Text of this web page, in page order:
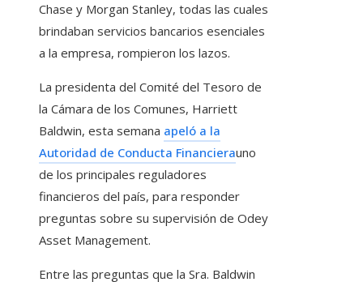
Chase y Morgan Stanley, todas las cuales
brindaban servicios bancarios esenciales
a la empresa, rompieron los lazos.
La presidenta del Comité del Tesoro de
la Cámara de los Comunes, Harriett
Baldwin, esta semana apeló a la
Autoridad de Conducta Financierauno
de los principales reguladores
financieros del país, para responder
preguntas sobre su supervisión de Odey
Asset Management.
Entre las preguntas que la Sra. Baldwin